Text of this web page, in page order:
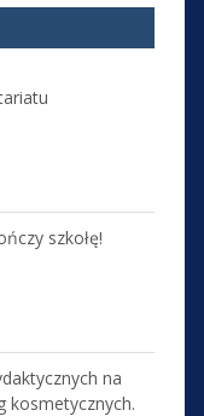
szkołę!
na
kosmetycznych.